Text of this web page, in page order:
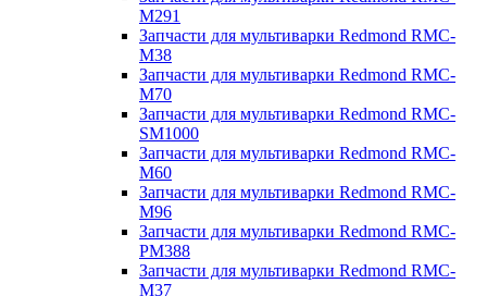
M291
Запчасти для мультиварки Redmond RMC-
M38
Запчасти для мультиварки Redmond RMC-
M70
Запчасти для мультиварки Redmond RMC-
SM1000
Запчасти для мультиварки Redmond RMC-
M60
Запчасти для мультиварки Redmond RMC-
M96
Запчасти для мультиварки Redmond RMC-
PM388
Запчасти для мультиварки Redmond RMC-
M37